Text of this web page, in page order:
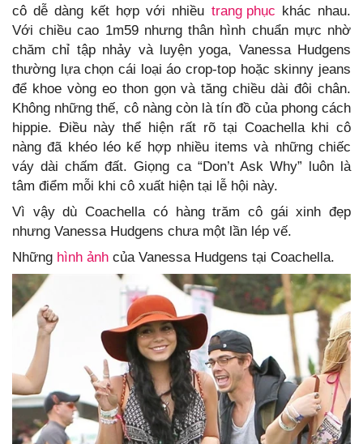
cô dễ dàng kết hợp với nhiều trang phục khác nhau.
Với chiều cao 1m59 nhưng thân hình chuẩn mực nhờ
chăm chỉ tập nhảy và luyện yoga, Vanessa Hudgens
thường lựa chọn cái loại áo crop-top hoặc skinny jeans
để khoe vòng eo thon gọn và tăng chiều dài đôi chân.
Không những thế, cô nàng còn là tín đồ của phong cách
hippie. Điều này thể hiện rất rõ tại Coachella khi cô
nàng đã khéo léo kế hợp nhiều items và những chiếc
váy dài chấm đất. Giọng ca “Don’t Ask Why” luôn là
tâm điểm mỗi khi cô xuất hiện tại lễ hội này.
Vì vậy dù Coachella có hàng trăm cô gái xinh đẹp
nhưng Vanessa Hudgens chưa một lần lép vế.
Những hình ảnh của Vanessa Hudgens tại Coachella.